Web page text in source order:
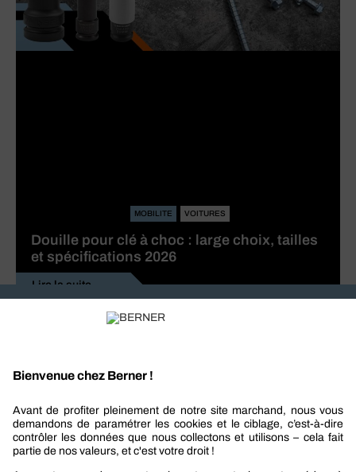
MOBILITE VOITURES
Douille pour clé à choc : large choix, tailles
et spécifications 2026
Lire la suite